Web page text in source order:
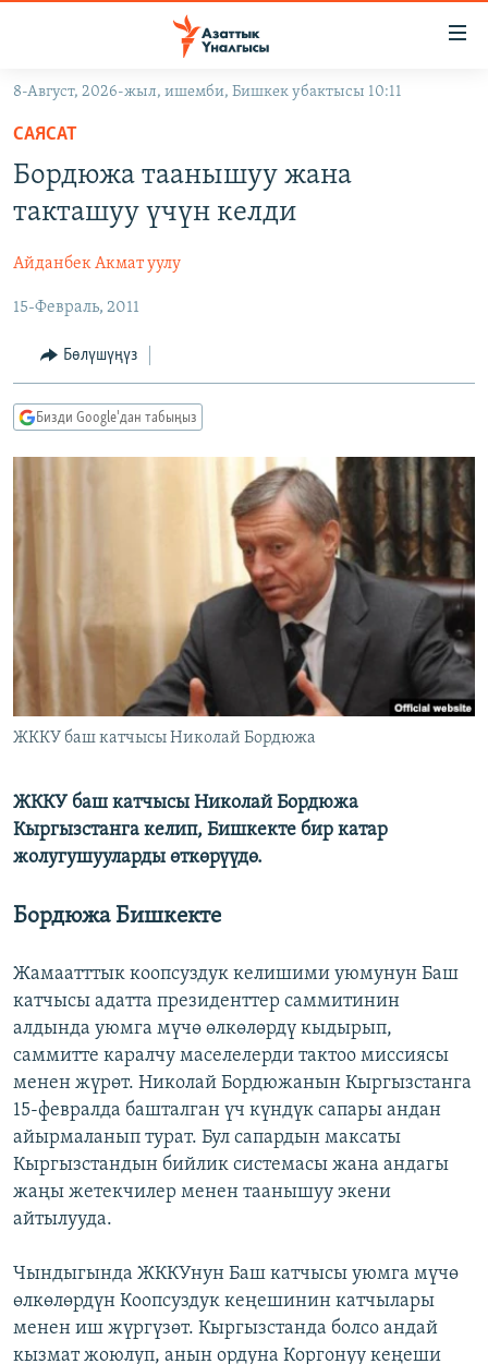
Навигацияга
өтүңүз
Издөөгө
салыңызКЫРГЫЗСТАН
ЭКОНОМИКА
МАДАНИЯТ
ДҮЙНӨ
БОРБОР АЗИЯ
АТАЙЫН ИЛИКТӨӨ
ТВ ПРОГРАММАЛАР
БҮГҮН АЗАТТЫКТА
БИЗ ЖАНА ДҮЙНӨ
ПОДКАСТ
ӨЗГӨЧӨ ПИКИР
ЭЕ/АРнун бардык сайттары
8-Август, 2026-жыл, ишемби, Бишкек убактысы 10:11
САЯСАТ
Бордюжа таанышуу жана
такташуу үчүн келди
Айданбек Акмат уулу
15-Февраль, 2011
Бөлүшүңүз
Бизди Google'дан табыңыз
ЖККУ баш катчысы Николай Бордюжа
ЖККУ баш катчысы Николай Бордюжа
Кыргызстанга келип, Бишкекте бир катар
жолугушууларды өткөрүүдө.
Бордюжа Бишкекте
Жамаатттык коопсуздук келишими уюмунун Баш
катчысы адатта президенттер саммитинин
алдында уюмга мүчө өлкөлөрдү кыдырып,
саммитте каралчу маселелерди тактоо миссиясы
менен жүрөт. Николай Бордюжанын Кыргызстанга
15-февралда башталган үч күндүк сапары андан
айырмаланып турат. Бул сапардын максаты
Кыргызстандын бийлик системасы жана андагы
жаңы жетекчилер менен таанышуу экени
айтылууда.
Чындыгында ЖККУнун Баш катчысы уюмга мүчө
өлкөлөрдүн Коопсуздук кеңешинин катчылары
менен иш жүргүзөт. Кыргызстанда болсо андай
кызмат жоюлуп, анын ордуна Коргонуу кеңеши